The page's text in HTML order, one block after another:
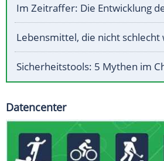
Im Zeitraffer: Die Entwicklung
Lebensmittel, die nicht schlecht
Sicherheitstools: 5 Mythen im
Datencenter